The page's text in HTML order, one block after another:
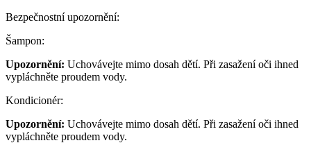
Bezpečnostní upozornění:
Šampon:
Upozornění: Uchovávejte mimo dosah dětí. Při zasažení oči ihned
vypláchněte proudem vody.
Kondicionér:
Upozornění: Uchovávejte mimo dosah dětí. Při zasažení oči ihned
vypláchněte proudem vody.